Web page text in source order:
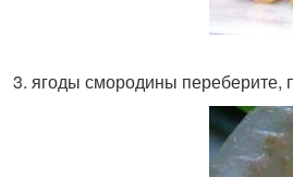
3. ягоды смородины переберите,